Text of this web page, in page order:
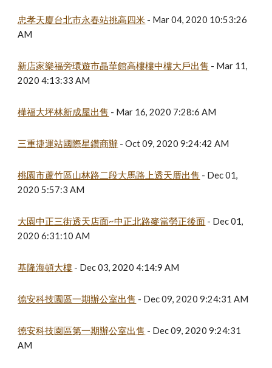
忠孝天廈台北市永春站挑高四米 - Mar 04, 2020 10:53:26
AM
新店家樂福旁環遊市晶華館高樓樓中樓大戶出售 - Mar 11,
2020 4:13:33 AM
樺福大坪林新成屋出售 - Mar 16, 2020 7:28:6 AM
三重捷運站國際星鑽商辦 - Oct 09, 2020 9:24:42 AM
桃園市蘆竹區山林路二段大馬路上透天厝出售 - Dec 01,
2020 5:57:3 AM
大園中正三街透天店面~中正北路麥當勞正後面 - Dec 01,
2020 6:31:10 AM
基隆海頓大樓 - Dec 03, 2020 4:14:9 AM
德安科技園區一期辦公室出售 - Dec 09, 2020 9:24:31 AM
德安科技園區第一期辦公室出售 - Dec 09, 2020 9:24:31
AM